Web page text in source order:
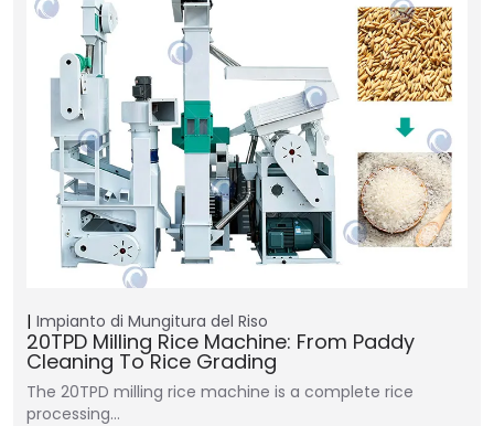
Impianto di Mungitura del Riso
20TPD Milling Rice Machine: From Paddy
Cleaning To Rice Grading
The 20TPD milling rice machine is a complete rice
processing…